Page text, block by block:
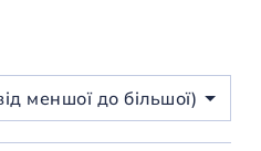
меншої до більшої)